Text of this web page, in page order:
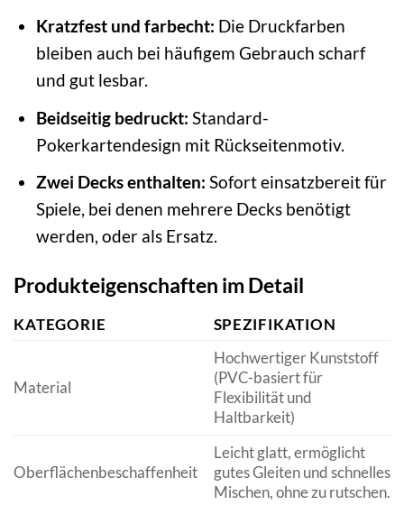
Kratzfest und farbecht: Die Druckfarben
bleiben auch bei häufigem Gebrauch scharf
und gut lesbar.
Beidseitig bedruckt: Standard-
Pokerkartendesign mit Rückseitenmotiv.
Zwei Decks enthalten: Sofort einsatzbereit für
Spiele, bei denen mehrere Decks benötigt
werden, oder als Ersatz.
Produkteigenschaften im Detail
KATEGORIE SPEZIFIKATION
Material
Hochwertiger Kunststoff
(PVC-basiert für
Flexibilität und
Haltbarkeit)
Oberflächenbeschaffenheit
Leicht glatt, ermöglicht
gutes Gleiten und schnelles
Mischen, ohne zu rutschen.